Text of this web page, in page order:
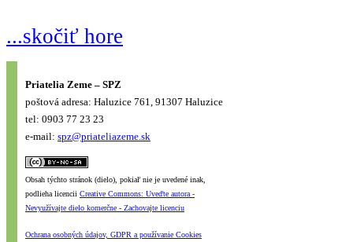
...skočiť hore
Priatelia Zeme – SPZ
poštová adresa: Haluzice 761, 91307 Haluzice
tel: 0903 77 23 23
e-mail: spz@priateliazeme.sk
Obsah týchto stránok (dielo), pokiaľ nie je uvedené inak,
podlieha licencii Creative Commons: Uveďte autora -
Nevyužívajte dielo komerčne - Zachovajte licenciu
Ochrana osobných údajov, GDPR a používanie Cookies